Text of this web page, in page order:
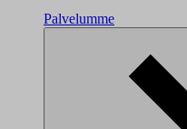
Palvelumme